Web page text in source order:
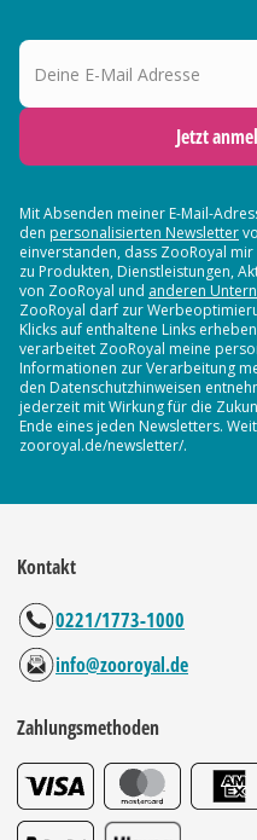
Deine E-Mail Adresse
Jetzt
Mit Absenden meiner E-Mail-
den personalisierten Newsletter
einverstanden, dass ZooRoyal
zu Produkten, Dienstleistungen,
von ZooRoyal und anderen
ZooRoyal darf zur
Klicks auf enthaltene Links
verarbeitet ZooRoyal meine
Informationen zur Verarbeitung
den Datenschutzhinweisen
jederzeit mit Wirkung für die
Ende eines jeden Newsletters.
zooroyal.de/newsletter/.
Kontakt
0221/1773-1000
info@zooroyal.de
Zahlungsmethoden